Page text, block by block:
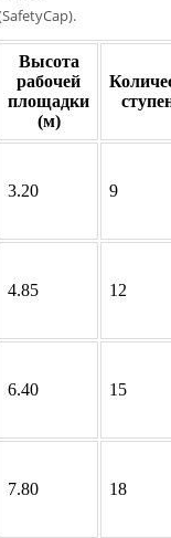
Высота
рабочей
площадки
(м)
3.20 9
4.85 12
6.40 15
7.80 18